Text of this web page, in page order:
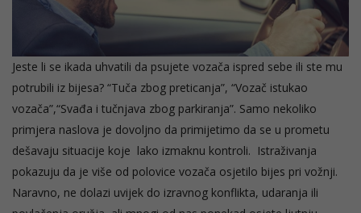
Jeste li se ikada uhvatili da psujete vozača ispred sebe ili ste mu
potrubili iz bijesa? “Tuča zbog preticanja”, “Vozač istukao
vozača”,“Svađa i tučnjava zbog parkiranja”. Samo nekoliko
primjera naslova je dovoljno da primijetimo da se u prometu
dešavaju situacije koje lako izmaknu kontroli. Istraživanja
pokazuju da je više od polovice vozača osjetilo bijes pri vožnji.
Naravno, ne dolazi uvijek do izravnog konflikta, udaranja ili